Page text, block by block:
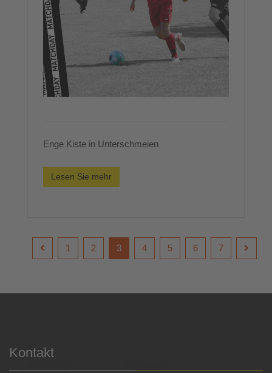
Enge Kiste in Unterschmeien
Lesen Sie mehr
1 2 3 4 5 6 7
Kontakt